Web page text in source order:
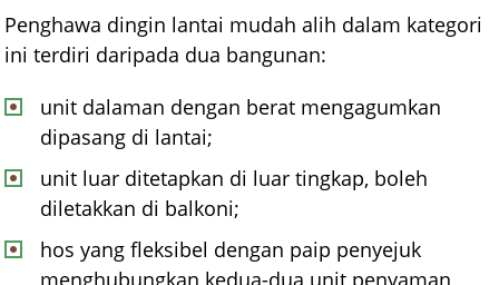
Penghawa dingin lantai mudah alih dalam kategori
ini terdiri daripada dua bangunan:
unit dalaman dengan berat mengagumkan
dipasang di lantai;
unit luar ditetapkan di luar tingkap, boleh
diletakkan di balkoni;
hos yang fleksibel dengan paip penyejuk
menghubungkan kedua-dua unit penyaman